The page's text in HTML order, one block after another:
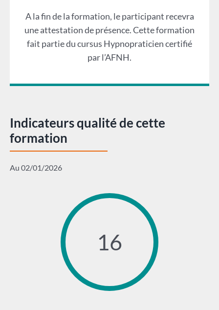
A la fin de la formation, le participant recevra
une attestation de présence. Cette formation
fait partie du cursus Hypnopraticien certifié
par l’AFNH.
Indicateurs qualité de cette
formation
Au 02/01/2026
16